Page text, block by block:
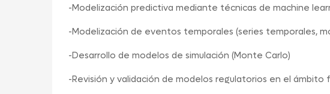
-Modelización predictiva mediante técnicas de machine
-Modelización de eventos temporales (series temporales,
-Desarrollo de modelos de simulación (Monte Carlo)
-Revisión y validación de modelos regulatorios en el ámbito